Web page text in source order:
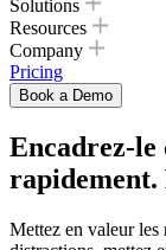
Solutions
Resources
Company
Pricing
Book a Demo
Encadrez-le
rapidement.
Mettez en valeur les